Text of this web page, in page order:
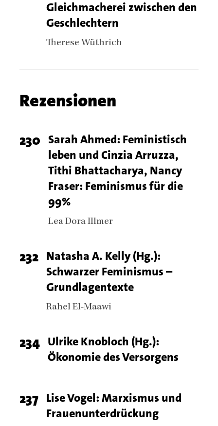
numberGleichmacherei zwischen den
Geschlechtern
Authors
Therese Wüthrich
Chapter
name
Rezensionen
Chapter
articles
Page
number
230 Titel
Sarah Ahmed: Feministisch
leben und Cinzia Arruzza,
Tithi Bhattacharya, Nancy
Fraser: Feminismus für die
99%
Authors
Lea Dora Illmer
Page
number
232 Titel
Natasha A. Kelly (Hg.):
Schwarzer Feminismus –
Grundlagentexte
Authors
Rahel El-Maawi
Page
number
234 Titel
Ulrike Knobloch (Hg.):
Ökonomie des Versorgens
Page
number
237 Titel
Lise Vogel: Marxismus und
Frauenunterdrückung